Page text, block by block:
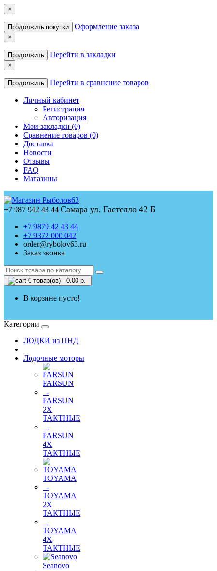
×
Продолжить покупки Оформление заказа
×
Продолжить Перейти в закладки
×
Продолжить Перейти в сравнение товаров
Личный кабинет
Регистрация
Авторизация
Мои закладки (0)
Сравнение товаров (0)
Доставка
Новости
Отзывы
FAQ
Магазины
+7 987 942 43 44 Самара ул. Гастелло 42 Б
+7 9879 42 43 44
+7 9372 000 042
order@rybolov63.ru
Заказ звонка
0 товар(ов) - 0.00 р.
В корзине пусто!
Категории
ЛОДКИ из ПНД
Лодочные моторы
PARSUN
-
PARSUN
2Х
ТАКТНЫЕ
-
PARSUN
4Х
ТАКТНЫЕ
TOYAMA
-
TOYAMA
2Х
ТАКТНЫЕ
-
TOYAMA
4Х
ТАКТНЫЕ
Seanovo